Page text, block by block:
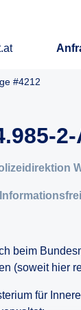
#4212
beim
(soweit hier
für